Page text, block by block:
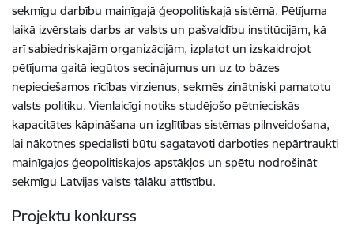
sekmīgu darbību mainīgajā ģeopolitiskajā sistēmā. Pētījuma
laikā izvērstais darbs ar valsts un pašvaldību institūcijām, kā
arī sabiedriskajām organizācijām, izplatot un izskaidrojot
pētījuma gaitā iegūtos secinājumus un uz to bāzes
nepieciešamos rīcības virzienus, sekmēs zinātniski pamatotu
valsts politiku. Vienlaicīgi notiks studējošo pētnieciskās
kapacitātes kāpināšana un izglītības sistēmas pilnveidošana,
lai nākotnes specialisti būtu sagatavoti darboties nepārtraukti
mainīgajos ģeopolitiskajos apstākļos un spētu nodrošināt
sekmīgu Latvijas valsts tālāku attīstību.
Projektu konkurss